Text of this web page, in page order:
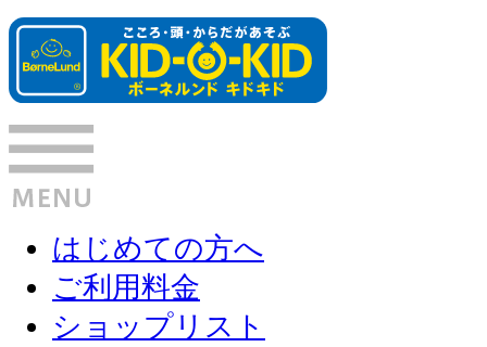
はじめての方へ
ご利用料金
ショップリスト